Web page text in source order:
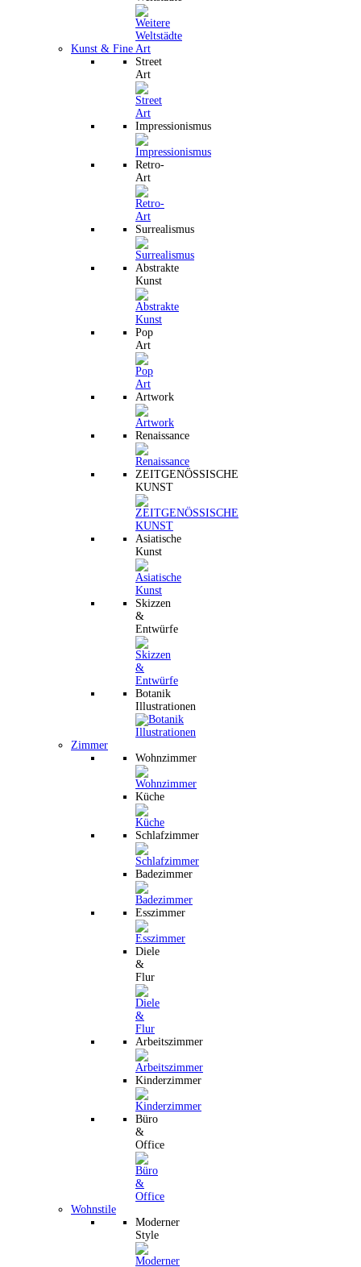
Kunst & Fine Art
Street
Art
Impressionismus
Retro-
Art
Surrealismus
Abstrakte
Kunst
Pop
Art
Artwork
Renaissance
ZEITGENÖSSISCHE
KUNST
Asiatische
Kunst
Skizzen
&
Entwürfe
Botanik
Illustrationen
Zimmer
Wohnzimmer
Küche
Schlafzimmer
Badezimmer
Esszimmer
Diele
&
Flur
Arbeitszimmer
Kinderzimmer
Büro
&
Office
Wohnstile
Moderner
Style